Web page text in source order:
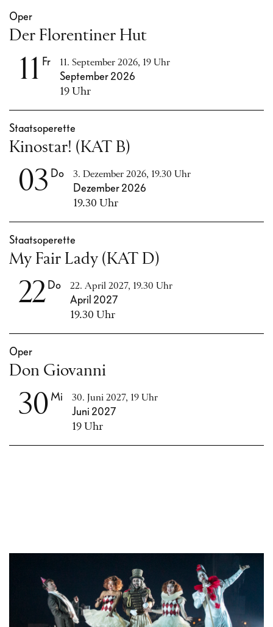
11 Fr 11. September 2026, 19 Uhr
September 2026
19 Uhr
Der Florentiner Hut
Oper
03 Do 3. Dezember 2026, 19.30 Uhr
Dezember 2026
19.30 Uhr
Kinostar! (KAT B)
Staatsoperette
22 Do 22. April 2027, 19.30 Uhr
April 2027
19.30 Uhr
My Fair Lady (KAT D)
Staatsoperette
30 Mi 30. Juni 2027, 19 Uhr
Juni 2027
19 Uhr
Don Giovanni
Oper